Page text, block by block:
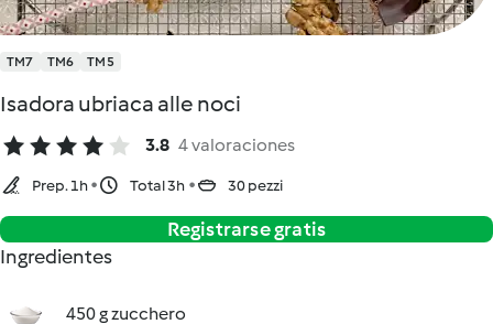
TM7 TM6 TM5
Isadora ubriaca alle noci
3.8 4 valoraciones
Prep. 1h Total 3h 30 pezzi
Registrarse gratis
Ingredientes
450 g zucchero